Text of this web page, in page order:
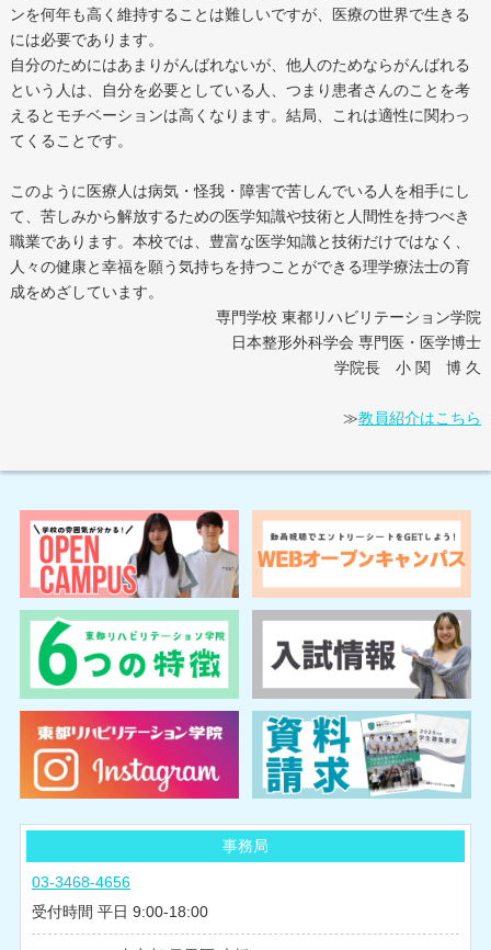
ンを何年も高く維持することは難しいですが、医療の世界で生きる
には必要であります。
自分のためにはあまりがんばれないが、他人のためならがんばれる
という人は、自分を必要としている人、つまり患者さんのことを考
えるとモチベーションは高くなります。結局、これは適性に関わっ
てくることです。
このように医療人は病気・怪我・障害で苦しんでいる人を相手にし
て、苦しみから解放するための医学知識や技術と人間性を持つべき
職業であります。本校では、豊富な医学知識と技術だけではなく、
人々の健康と幸福を願う気持ちを持つことができる理学療法士の育
成をめざしています。
専門学校 東都リハビリテーション学院
日本整形外科学会 専門医・医学博士
学院長 小 関 博 久
≫教員紹介はこちら
事務局
03-3468-4656
受付時間 平日 9:00-18:00